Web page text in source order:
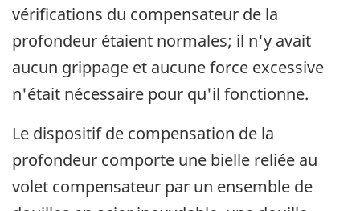
vérifications du compensateur de la
profondeur étaient normales; il n'y avait
aucun grippage et aucune force excessive
n'était nécessaire pour qu'il fonctionne.
Le dispositif de compensation de la
profondeur comporte une bielle reliée au
volet compensateur par un ensemble de